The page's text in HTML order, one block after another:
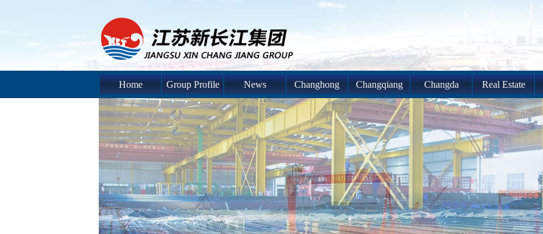
Home Group Profile News
Changhong
System
Changqiang
System
Changda
System
Real Estate
System